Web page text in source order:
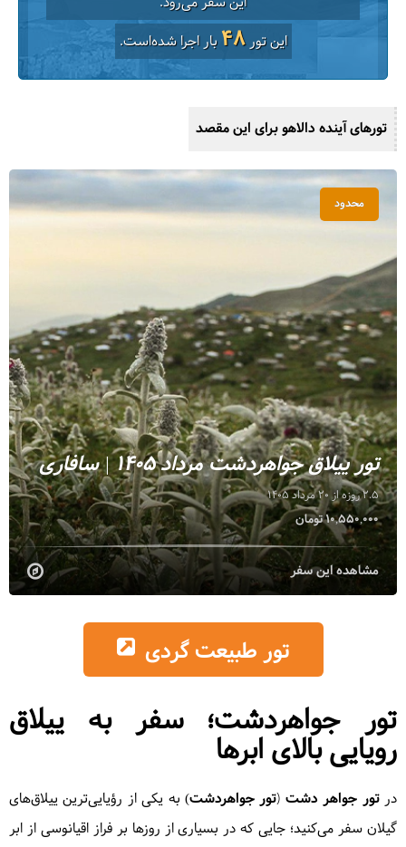
این تور48بار اجرا شده‌است.
تورهای آینده دالاهو برای این مقصد
محدود
تور ییلاق جواهردشت مرداد 1405 | سافاری
2.5 روزه از 20 مرداد 1405
10,550,000 تومان
مشاهده این سفر
تور طبیعت گردی
تور جواهردشت؛ سفر به ییلاق
رویایی بالای ابرها
درتور جواهر دشت (تور جواهردشت) به یکی از رؤیایی‌ترین ییلاق‌های
گیلان سفر می‌کنید؛ جایی که در بسیاری از روزها بر فراز اقیانوسی از ابر